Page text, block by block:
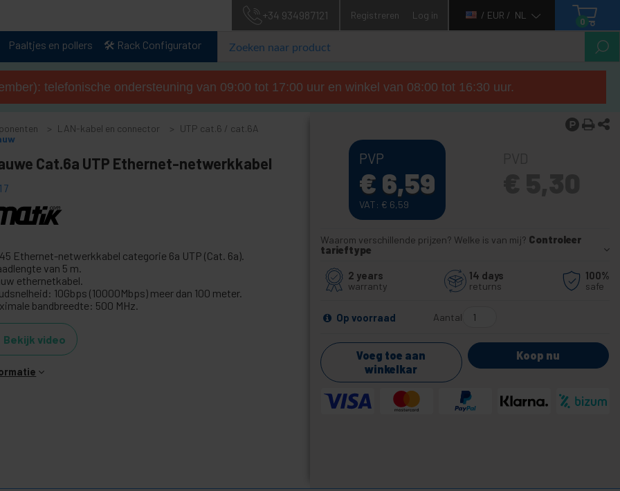
+34 934987121 Registreren Log in / EUR / NL
0
Paaltjes en pollers 🛠️ Rack Configurator
telefonische ondersteuning van 09:00 tot 17:00 uur en winkel van 08:00 tot 16:30 uur.
LAN-kabel en connector
UTP cat.6 / cat.6A
Cat.6a UTP Ethernet-netwerkkabel
Ethernet-netwerkkabel categorie 6a UTP (Cat. 6a).
van 5 m.
ethernetkabel.
10Gbps (10000Mbps) meer dan 100 meter.
bandbreedte: 500 MHz.
Bekijk video
PVP
€ 6,59
VAT: € 6,59
Waarom verschillende prijzen? Welke is van mij? Controleer
tarieftype
2 years
warranty
14 days
returns
100%
safe
Op voorraad Aantal
Voeg toe aan
winkelkar
Koop nu